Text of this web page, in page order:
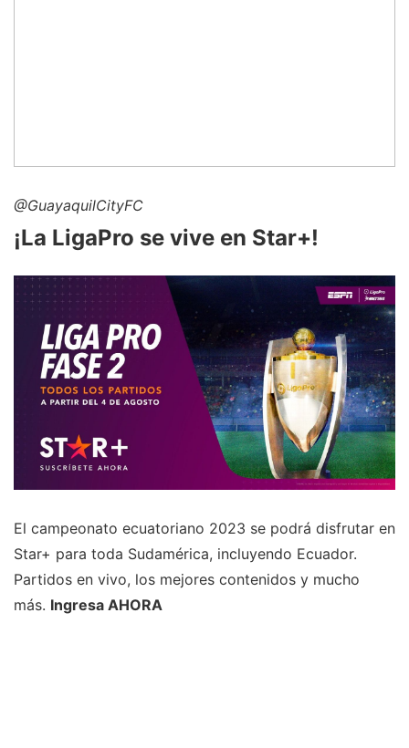
@GuayaquilCityFC
¡La LigaPro se vive en Star+!
El campeonato ecuatoriano 2023 se podrá disfrutar en
Star+ para toda Sudamérica, incluyendo Ecuador.
Partidos en vivo, los mejores contenidos y mucho
más. Ingresa AHORA